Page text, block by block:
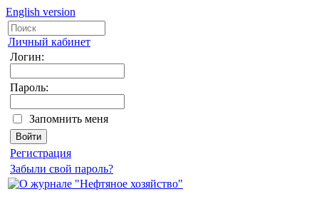
English version
Личный кабинет
Логин:
Пароль:
Запомнить меня
Регистрация
Забыли свой пароль?